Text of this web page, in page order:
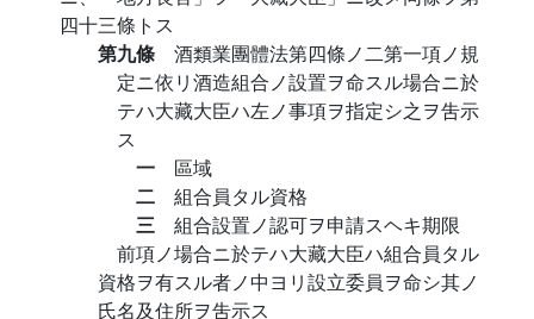
四十三條トス
第九條 酒類業團體法第四條ノ二第一項ノ規
定ニ依リ酒造組合ノ設置ヲ命スル場合ニ於
テハ大藏大臣ハ左ノ事項ヲ指定シ之ヲ吿示
ス
一 區域
二 組合員タル資格
三 組合設置ノ認可ヲ申請スヘキ期限
前項ノ場合ニ於テハ大藏大臣ハ組合員タル
資格ヲ有スル者ノ中ヨリ設立委員ヲ命シ其ノ
氏名及住所ヲ吿示ス